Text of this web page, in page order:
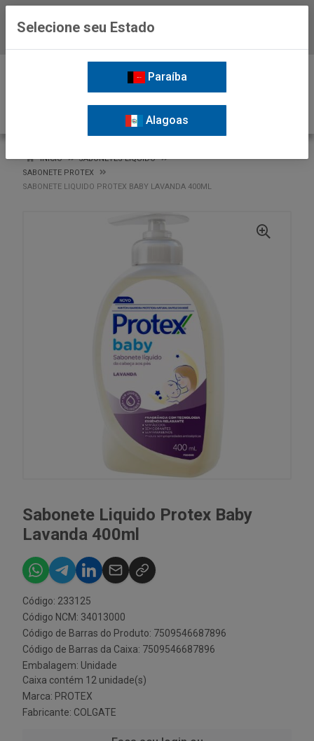
INÍCIO
SABONETES LIQUIDO
SABONETE PROTEX
SABONETE LIQUIDO PROTEX BABY LAVANDA 400ML
Sabonete Liquido Protex Baby
Lavanda 400ml
Código: 233125
Código NCM: 34013000
Código de Barras do Produto: 7509546687896
Código de Barras da Caixa: 7509546687896
Embalagem: Unidade
Caixa contém 12 unidade(s)
Marca: PROTEX
Fabricante: COLGATE
Selecione seu Estado
Paraíba
Alagoas